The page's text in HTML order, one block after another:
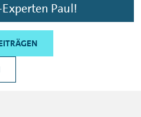
Paul!